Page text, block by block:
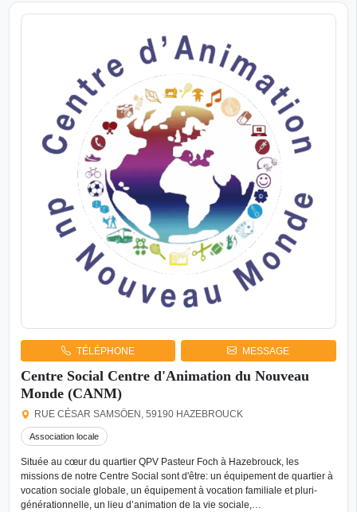
TÉLÉPHONE MESSAGE
Centre Social Centre d'Animation du Nouveau
Monde (CANM)
RUE CÉSAR SAMSÖEN, 59190 HAZEBROUCK
Association locale
Située au cœur du quartier QPV Pasteur Foch à Hazebrouck, les
missions de notre Centre Social sont d'être: un équipement de quartier à
vocation sociale globale, un équipement à vocation familiale et pluri-
générationnelle, un lieu d’animation de la vie sociale,…